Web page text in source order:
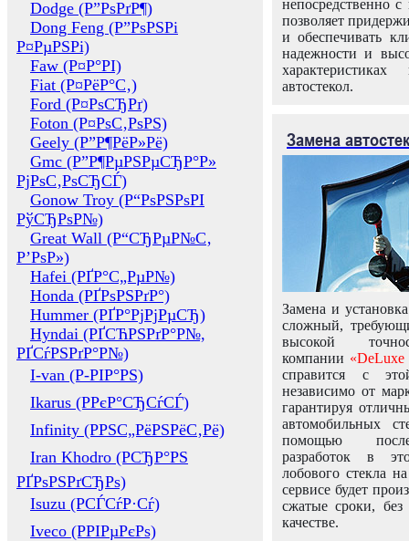
Dodge (Р”РѕРґР¶)
Dong Feng (Р”РѕРЅРі
Р¤РµРЅРі)
Faw (Р¤Р°РІ)
Fiat (Р¤РёР°С‚)
Ford (Р¤РѕСЂРґ)
Foton (Р¤РѕС‚РѕРЅ)
Geely (Р”Р¶РёР»Рё)
Gmc (Р”Р¶РµРЅРµСЂР°Р»
РјРѕС‚РѕСЂСЃ)
Gonow Troy (Р“РѕРЅРѕРІ
РўСЂРѕР№)
Great Wall (Р“СЂРµР№С‚
Р’РѕР»)
Hafei (РҐР°С„РµР№)
Honda (РҐРѕРЅРґР°)
Hummer (РҐР°РјРјРµСЂ)
Hyndai (РҐСЋРЅРґР°Р№,
РҐСѓРЅРґР°Р№)
I-van (Р-РІР°РЅ)
Ikarus (РРєР°СЂСѓСЃ)
Infinity (РРЅС„РёРЅРёС‚Рё)
Iran Khodro (РСЂР°РЅ
РҐРѕРЅРґСЂРѕ)
Isuzu (РСЃСѓР·Сѓ)
Iveco (РРІРµРєРѕ)
непосредственно
позволяет
и обеспечивать
надежности и
автостекол.
Замена
Замена и
сложный,
высокой
компании «DeLuxe
справится с
независимо от
гарантируя
автомобильных
помощью
разработок в
лобового стекла
сервисе будет
сжатые сроки,
качестве.